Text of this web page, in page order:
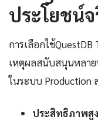
ประโยชน์จ
การเลือกใช้QuestDB
เหตุผลสนับสนุนหลาย
ในระบบ Production
ประสิทธิภาพสู